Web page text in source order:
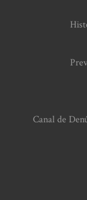
Canal de